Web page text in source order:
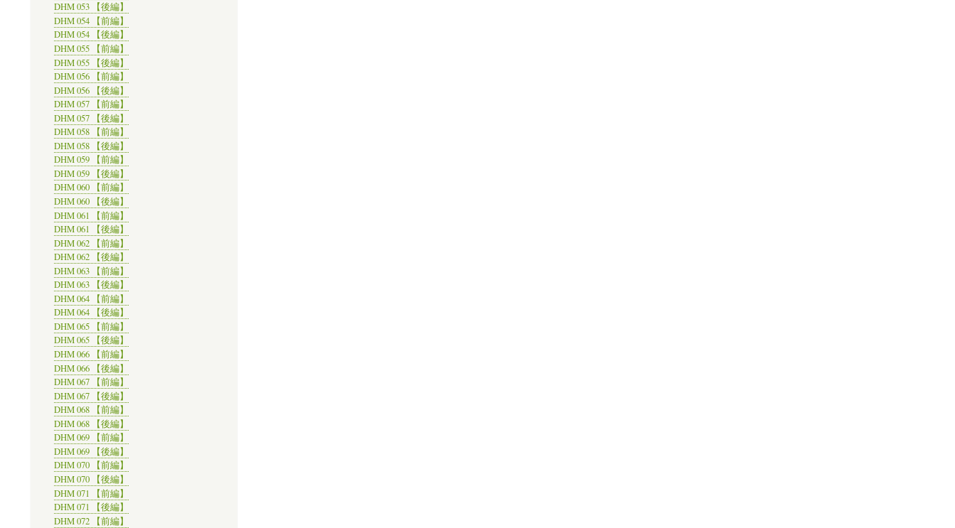
DHM 053 【後編】
DHM 054 【前編】
DHM 054 【後編】
DHM 055 【前編】
DHM 055 【後編】
DHM 056 【前編】
DHM 056 【後編】
DHM 057 【前編】
DHM 057 【後編】
DHM 058 【前編】
DHM 058 【後編】
DHM 059 【前編】
DHM 059 【後編】
DHM 060 【前編】
DHM 060 【後編】
DHM 061 【前編】
DHM 061 【後編】
DHM 062 【前編】
DHM 062 【後編】
DHM 063 【前編】
DHM 063 【後編】
DHM 064 【前編】
DHM 064 【後編】
DHM 065 【前編】
DHM 065 【後編】
DHM 066 【前編】
DHM 066 【後編】
DHM 067 【前編】
DHM 067 【後編】
DHM 068 【前編】
DHM 068 【後編】
DHM 069 【前編】
DHM 069 【後編】
DHM 070 【前編】
DHM 070 【後編】
DHM 071 【前編】
DHM 071 【後編】
DHM 072 【前編】